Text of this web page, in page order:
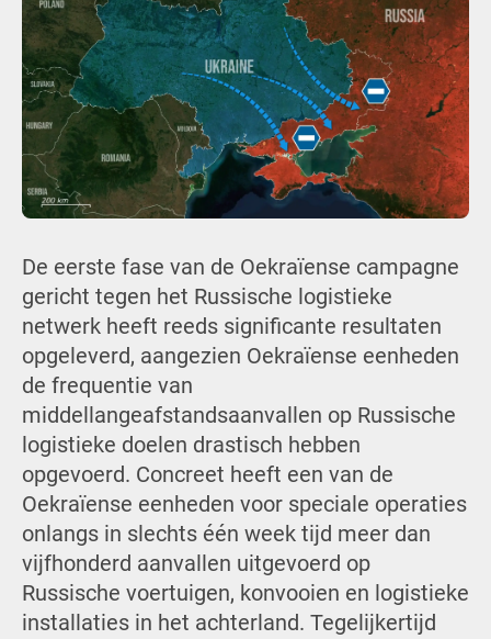
De eerste fase van de Oekraïense campagne
gericht tegen het Russische logistieke
netwerk heeft reeds significante resultaten
opgeleverd, aangezien Oekraïense eenheden
de frequentie van
middellangeafstandsaanvallen op Russische
logistieke doelen drastisch hebben
opgevoerd. Concreet heeft een van de
Oekraïense eenheden voor speciale operaties
onlangs in slechts één week tijd meer dan
vijfhonderd aanvallen uitgevoerd op
Russische voertuigen, konvooien en logistieke
installaties in het achterland. Tegelijkertijd